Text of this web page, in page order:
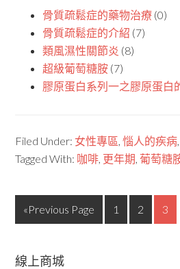
骨質疏鬆症的藥物治療 (0)
骨質疏鬆症的介紹 (7)
類風濕性關節炎 (8)
超級葡萄糖胺 (7)
膠原蛋白系列一之膠原蛋白
Filed Under: 女性專區,惱人的疾病
Tagged With: 咖啡, 更年期,葡萄糖
«Previous Page 1 2 3
線上商城